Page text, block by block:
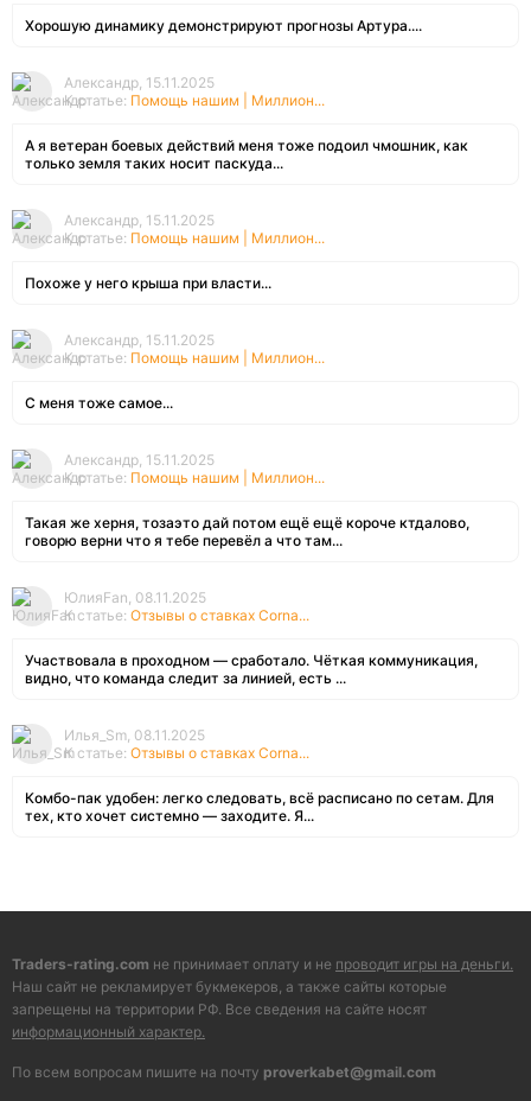
Хорошую динамику демонстрируют прогнозы Артура....
Александр, 15.11.2025
К статье: Помощь нашим | Миллион...
А я ветеран боевых действий меня тоже подоил чмошник, как
только земля таких носит паскуда...
Александр, 15.11.2025
К статье: Помощь нашим | Миллион...
Похоже у него крыша при власти...
Александр, 15.11.2025
К статье: Помощь нашим | Миллион...
С меня тоже самое...
Александр, 15.11.2025
К статье: Помощь нашим | Миллион...
Такая же херня, тозаэто дай потом ещё ещё короче ктдалово,
говорю верни что я тебе перевёл а что там...
ЮлияFan, 08.11.2025
К статье: Отзывы о ставках Corna...
Участвовала в проходном — сработало. Чёткая коммуникация,
видно, что команда следит за линией, есть ...
Илья_Sm, 08.11.2025
К статье: Отзывы о ставках Corna...
Комбо-пак удобен: легко следовать, всё расписано по сетам. Для
тех, кто хочет системно — заходите. Я...
Traders-rating.com не принимает оплату и не проводит игры на деньги.
Наш сайт не рекламирует букмекеров, а также сайты которые
запрещены на территории РФ. Все сведения на сайте носят
информационный характер.
По всем вопросам пишите на почту proverkabet@gmail.com